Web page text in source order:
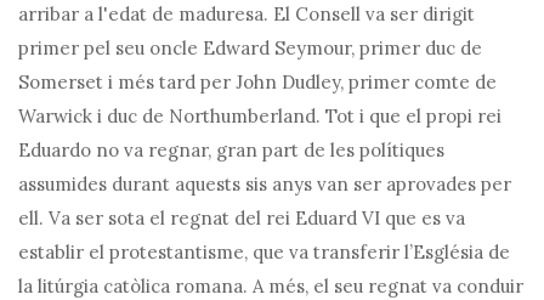
arribar a l'edat de maduresa. El Consell va ser dirigit
primer pel seu oncle Edward Seymour, primer duc de
Somerset i més tard per John Dudley, primer comte de
Warwick i duc de Northumberland. Tot i que el propi rei
Eduardo no va regnar, gran part de les polítiques
assumides durant aquests sis anys van ser aprovades per
ell. Va ser sota el regnat del rei Eduard VI que es va
establir el protestantisme, que va transferir l’Església de
la litúrgia catòlica romana. A més, el seu regnat va conduir